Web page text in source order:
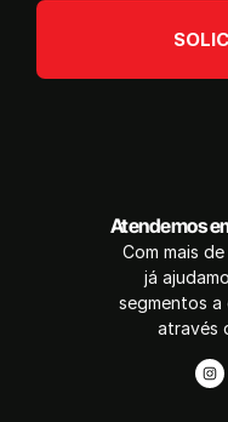
Atendemos
Com mais
já
segmentos a
através